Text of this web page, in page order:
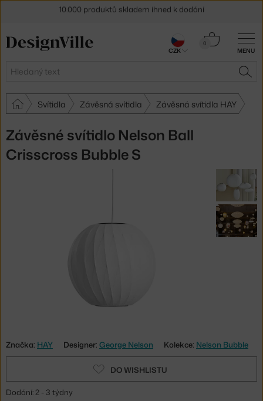
MENU
Hledat
0
Košík
Svítidla Závěsná svítidla Závěsná svítidla HAY
Závěsné svítidlo Nelson Ball
Crisscross Bubble S
Značka: HAY Designer: George Nelson Kolekce: Nelson Bubble
DO WISHLISTU
Dodání: 2 - 3 týdny
30 dní na vrácení zboží
CZK